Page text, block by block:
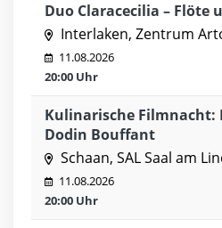
Duo Claracecilia – Flöte
Interlaken, Zentrum
11.08.2026
20:00 Uhr
Kulinarische Filmnacht:
Dodin Bouffant
Schaan, SAL Saal am
11.08.2026
20:00 Uhr